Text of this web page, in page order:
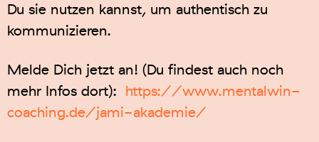
Du sie nutzen kannst, um authentisch zu
kommunizieren.
Melde Dich jetzt an! (Du findest auch noch
mehr Infos dort): https://www.mentalwin-
coaching.de/jami-akademie/